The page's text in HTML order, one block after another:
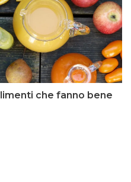
che fanno bene